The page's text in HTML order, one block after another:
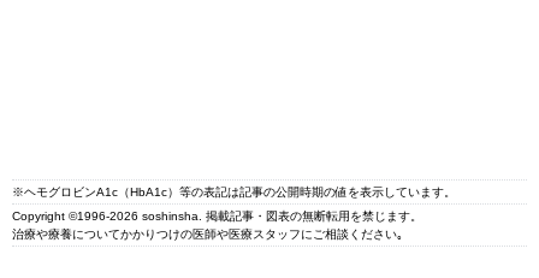
※ヘモグロビンA1c（HbA1c）等の表記は記事の公開時期の値を表示しています。
Copyright ©1996-2026 soshinsha. 掲載記事・図表の無断転用を禁じます。
治療や療養についてかかりつけの医師や医療スタッフにご相談ください｡